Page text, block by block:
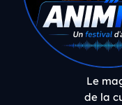
Le
de la